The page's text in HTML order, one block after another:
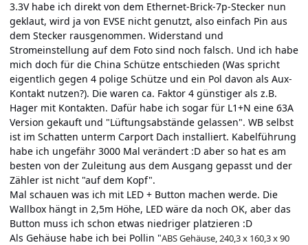
3.3V habe ich direkt von dem Ethernet-Brick-7p-Stecker nun
geklaut, wird ja von EVSE nicht genutzt, also einfach Pin aus
dem Stecker rausgenommen. Widerstand und
Stromeinstellung auf dem Foto sind noch falsch. Und ich habe
mich doch für die China Schütze entschieden (Was spricht
eigentlich gegen 4 polige Schütze und ein Pol davon als Aux-
Kontakt nutzen?). Die waren ca. Faktor 4 günstiger als z.B.
Hager mit Kontakten. Dafür habe ich sogar für L1+N eine 63A
Version gekauft und "Lüftungsabstände gelassen". WB selbst
ist im Schatten unterm Carport Dach installiert. Kabelführung
habe ich ungefähr 3000 Mal verändert :D aber so hat es am
besten von der Zuleitung aus dem Ausgang gepasst und der
Zähler ist nicht "auf dem Kopf".
Mal schauen was ich mit LED + Button machen werde. Die
Wallbox hängt in 2,5m Höhe, LED wäre da noch OK, aber das
Button muss ich schon etwas niedriger platzieren :D
Als Gehäuse habe ich bei Pollin "ABS Gehäuse, 240,3 x 160,3 x 90